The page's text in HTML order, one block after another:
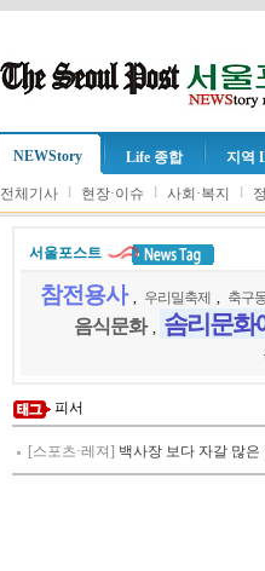
NEWStory Life 종합 지역
전체기사 l 현장·이슈 l 사회·복지 l
서울포스트
참전용사 우리밀축제 축구
음식문화 솜리문화
피서
[스포츠·레져] 백사장 보다 자갈 많